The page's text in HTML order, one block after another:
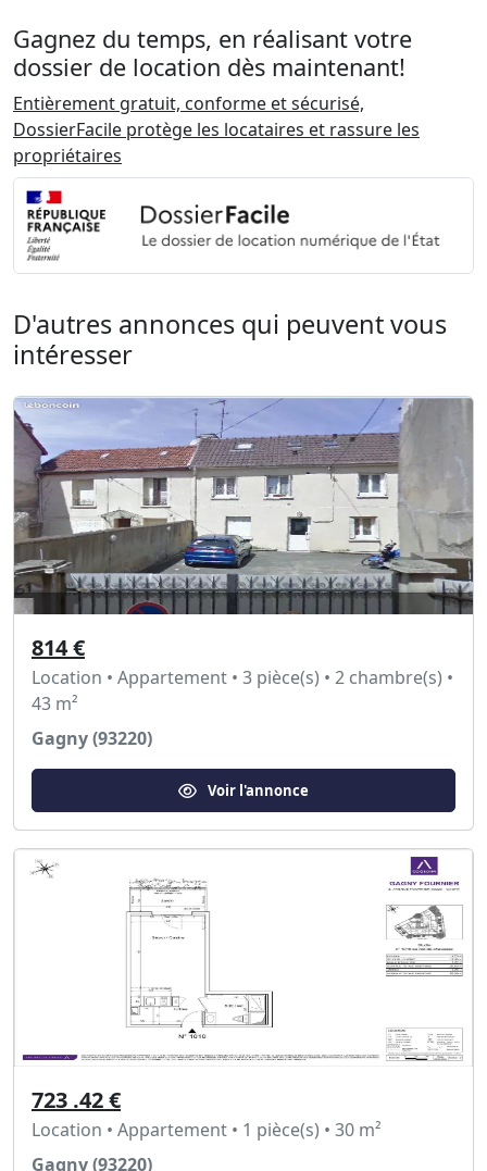
Gagnez du temps, en réalisant votre
dossier de location dès maintenant!
Entièrement gratuit, conforme et sécurisé,
DossierFacile protège les locataires et rassure les
propriétaires
D'autres annonces qui peuvent vous
intéresser
814 €
Location • Appartement • 3 pièce(s) • 2 chambre(s) •
43 m²
Gagny (93220)
Voir l'annonce
723 .42 €
Location • Appartement • 1 pièce(s) • 30 m²
Gagny (93220)